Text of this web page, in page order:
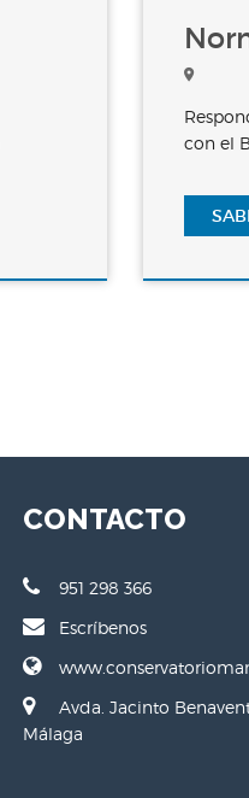
con el
CONTACTO
951 298 366
Escríbenos
Avda. Jacinto
Málaga